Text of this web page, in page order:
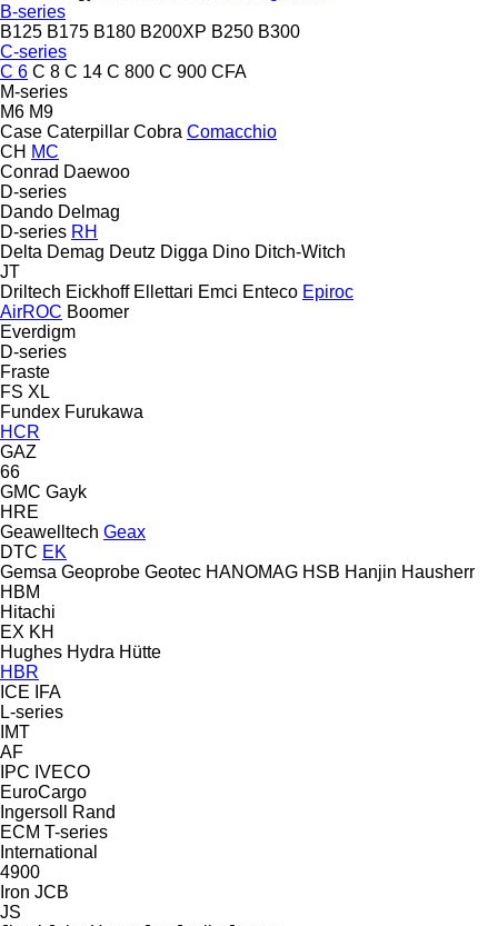
B-series
B125 B175 B180 B200XP B250 B300
C-series
C 6 C 8 C 14 C 800 C 900 CFA
M-series
M6 M9
Case Caterpillar Cobra Comacchio
CH MC
Conrad Daewoo
D-series
Dando Delmag
D-series RH
Delta Demag Deutz Digga Dino Ditch-Witch
JT
Driltech Eickhoff Ellettari Emci Enteco Epiroc
AirROC Boomer
Everdigm
D-series
Fraste
FS XL
Fundex Furukawa
HCR
GAZ
66
GMC Gayk
HRE
Geawelltech Geax
DTC EK
Gemsa Geoprobe Geotec HANOMAG HSB Hanjin Hausherr
HBM
Hitachi
EX KH
Hughes Hydra Hütte
HBR
ICE
IFA
L-series
IMT
AF
IPC IVECO
EuroCargo
Ingersoll Rand
ECM T-series
International
4900
Iron JCB
JS